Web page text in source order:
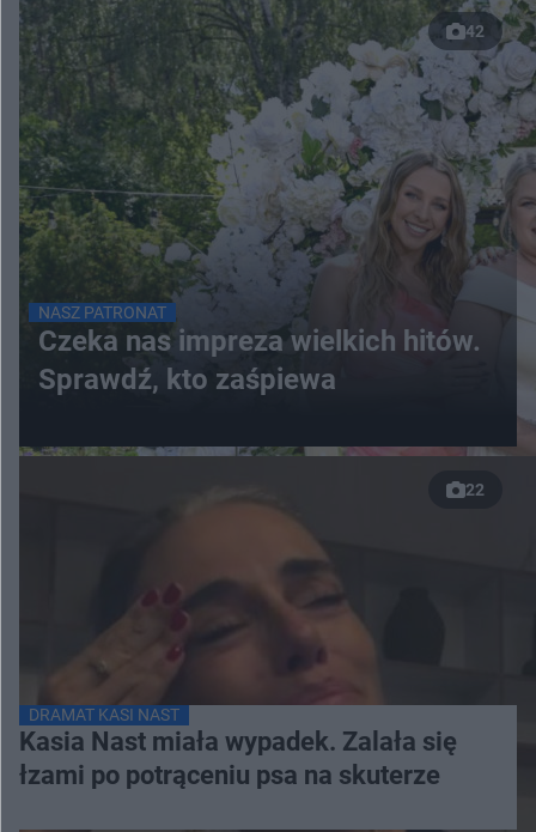
42
NASZ PATRONAT
Czeka nas impreza wielkich hitów.
Sprawdź, kto zaśpiewa
22
DRAMAT KASI NAST
Kasia Nast miała wypadek. Zalała się
łzami po potrąceniu psa na skuterze